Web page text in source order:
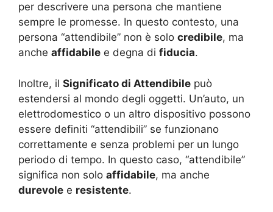
per descrivere una persona che mantiene
sempre le promesse. In questo contesto, una
persona “attendibile” non è solo credibile, ma
anche affidabile e degna di fiducia.
Inoltre, il Significato di Attendibile può
estendersi al mondo degli oggetti. Un’auto, un
elettrodomestico o un altro dispositivo possono
essere definiti “attendibili” se funzionano
correttamente e senza problemi per un lungo
periodo di tempo. In questo caso, “attendibile”
significa non solo affidabile, ma anche
durevole e resistente.